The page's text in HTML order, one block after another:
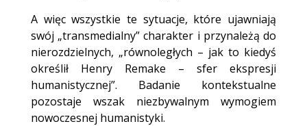
A więc wszystkie te sytuacje, które ujawniają
swój „transmedialny” charakter i przynależą do
nierozdzielnych, „równoległych – jak to kiedyś
określił Henry Remake – sfer ekspresji
humanistycznej”. Badanie kontekstualne
pozostaje wszak niezbywalnym wymogiem
nowoczesnej humanistyki.